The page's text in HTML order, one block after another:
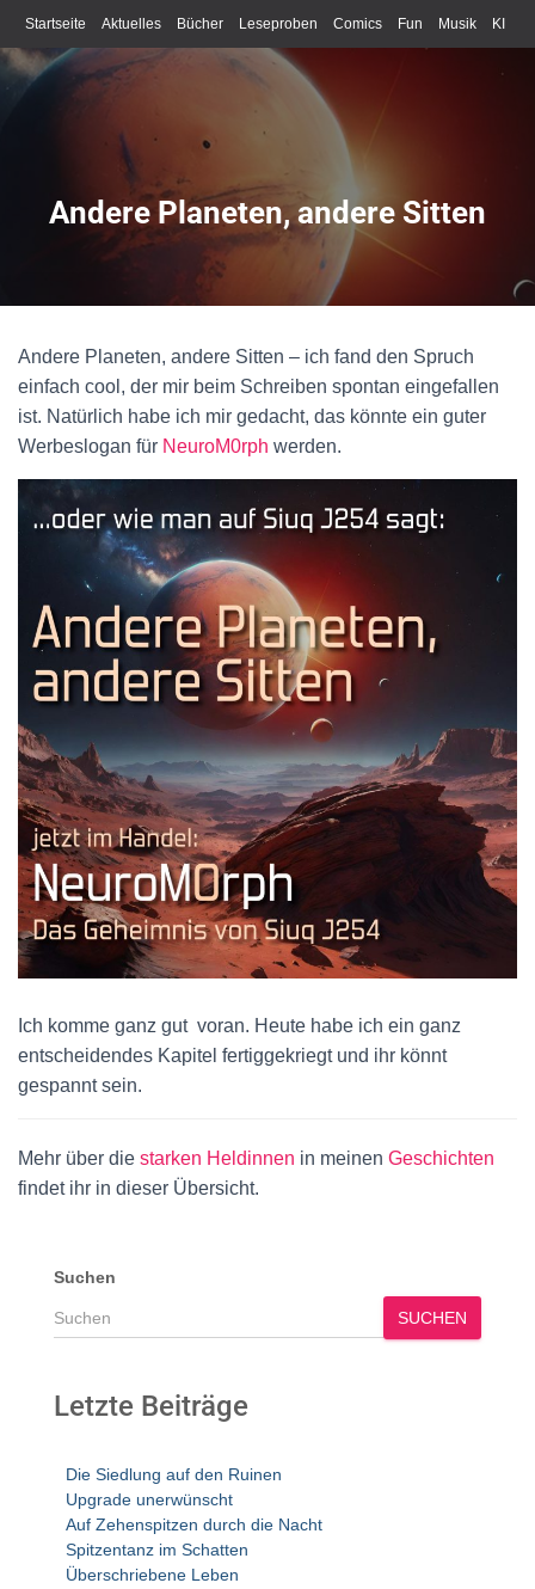
Startseite Aktuelles Bücher Leseproben Comics Fun Musik KI
Schreiben
Andere Planeten, andere Sitten
Andere Planeten, andere Sitten – ich fand den Spruch
einfach cool, der mir beim Schreiben spontan eingefallen
ist. Natürlich habe ich mir gedacht, das könnte ein guter
Werbeslogan für NeuroM0rph werden.
Ich komme ganz gut voran. Heute habe ich ein ganz
entscheidendes Kapitel fertiggekriegt und ihr könnt
gespannt sein.
Mehr über die starken Heldinnen in meinen Geschichten
findet ihr in dieser Übersicht.
Suchen
SUCHEN
Letzte Beiträge
Die Siedlung auf den Ruinen
Upgrade unerwünscht
Auf Zehenspitzen durch die Nacht
Spitzentanz im Schatten
Überschriebene Leben